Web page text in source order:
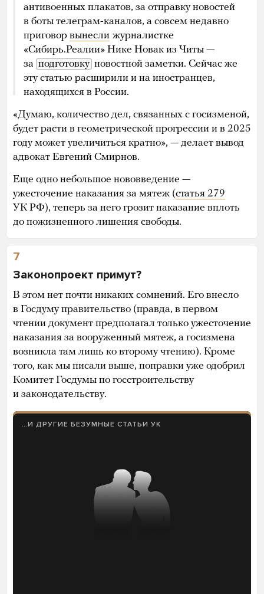
антивоенных плакатов, за отправку новостей
в боты телеграм-каналов, а совсем недавно
приговор вынесли журналистке
«Сибирь.Реалии» Нике Новак из Читы —
за подготовку новостной заметки. Сейчас же
эту статью расширили и на иностранцев,
находящихся в России.
«Думаю, количество дел, связанных с госизменой,
будет расти в геометрической прогрессии и в 2025
году может увеличиться кратно», — делает вывод
адвокат Евгений Смирнов.
Еще одно небольшое нововведение —
ужесточение наказания за мятеж (статья 279
УК РФ), теперь за него грозит наказание вплоть
до пожизненного лишения свободы.
7
Законопроект примут?
В этом нет почти никаких сомнений. Его внесло
в Госдуму правительство (правда, в первом
чтении документ предполагал только ужесточение
наказания за вооруженный мятеж, а госизмена
возникла там лишь ко второму чтению). Кроме
того, как мы писали выше, поправки уже одобрил
Комитет Госдумы по госстроительству
и законодательству.
…И ДРУГИЕ БЕЗУМНЫЕ СТАТЬИ УК